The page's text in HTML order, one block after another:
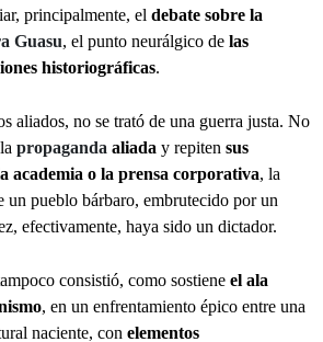
principalmente, el debate sobre la
Guasu, el punto neurálgico de las
historiográficas.
aliados, no se trató de una guerra justa. No
propaganda aliada y repiten sus
academia o la prensa corporativa, la
pueblo bárbaro, embrutecido por un
efectivamente, haya sido un dictador.
consistió, como sostiene el ala
, en un enfrentamiento épico entre una
naciente, con elementos